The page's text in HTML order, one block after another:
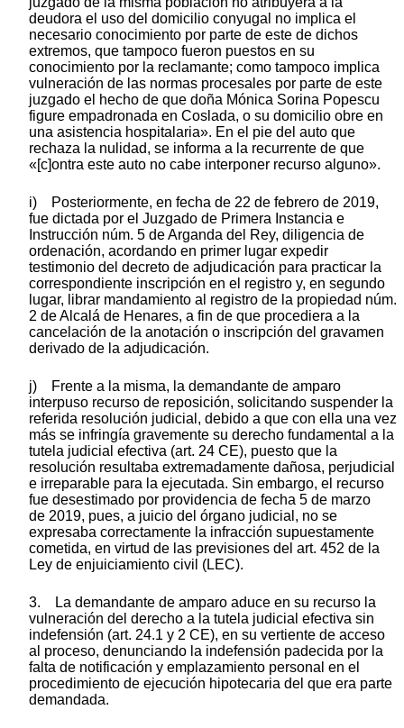
deudora el uso del domicilio conyugal no implica el
necesario conocimiento por parte de este de dichos
extremos, que tampoco fueron puestos en su
conocimiento por la reclamante; como tampoco implica
vulneración de las normas procesales por parte de este
juzgado el hecho de que doña Mónica Sorina Popescu
figure empadronada en Coslada, o su domicilio obre en
una asistencia hospitalaria». En el pie del auto que
rechaza la nulidad, se informa a la recurrente de que
«[c]ontra este auto no cabe interponer recurso alguno».
i) Posteriormente, en fecha de 22 de febrero de 2019,
fue dictada por el Juzgado de Primera Instancia e
Instrucción núm. 5 de Arganda del Rey, diligencia de
ordenación, acordando en primer lugar expedir
testimonio del decreto de adjudicación para practicar la
correspondiente inscripción en el registro y, en segundo
lugar, librar mandamiento al registro de la propiedad núm.
2 de Alcalá de Henares, a fin de que procediera a la
cancelación de la anotación o inscripción del gravamen
derivado de la adjudicación.
j) Frente a la misma, la demandante de amparo
interpuso recurso de reposición, solicitando suspender la
referida resolución judicial, debido a que con ella una vez
más se infringía gravemente su derecho fundamental a la
tutela judicial efectiva (art. 24 CE), puesto que la
resolución resultaba extremadamente dañosa, perjudicial
e irreparable para la ejecutada. Sin embargo, el recurso
fue desestimado por providencia de fecha 5 de marzo
de 2019, pues, a juicio del órgano judicial, no se
expresaba correctamente la infracción supuestamente
cometida, en virtud de las previsiones del art. 452 de la
Ley de enjuiciamiento civil (LEC).
3. La demandante de amparo aduce en su recurso la
vulneración del derecho a la tutela judicial efectiva sin
indefensión (art. 24.1 y 2 CE), en su vertiente de acceso
al proceso, denunciando la indefensión padecida por la
falta de notificación y emplazamiento personal en el
procedimiento de ejecución hipotecaria del que era parte
demandada.